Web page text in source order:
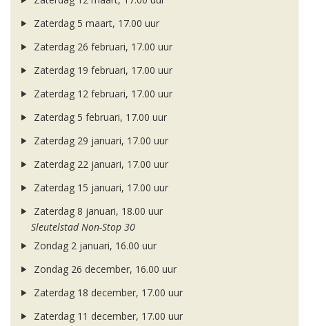
Zaterdag 5 maart, 17.00 uur
Zaterdag 26 februari, 17.00 uur
Zaterdag 19 februari, 17.00 uur
Zaterdag 12 februari, 17.00 uur
Zaterdag 5 februari, 17.00 uur
Zaterdag 29 januari, 17.00 uur
Zaterdag 22 januari, 17.00 uur
Zaterdag 15 januari, 17.00 uur
Zaterdag 8 januari, 18.00 uur
Sleutelstad Non-Stop 30
Zondag 2 januari, 16.00 uur
Zondag 26 december, 16.00 uur
Zaterdag 18 december, 17.00 uur
Zaterdag 11 december, 17.00 uur